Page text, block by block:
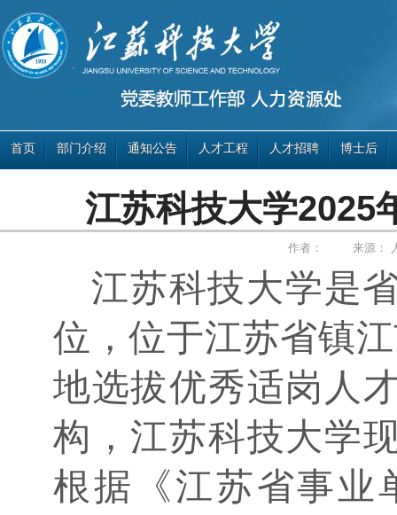
首页 部门介绍 通知公告 人才工程 人才招聘 博士后
江苏科技大学2025
作者： 来源：
江苏科技大学是
位，位于江苏省镇
地选拔优秀适岗人
构，江苏科技大学
根据《江苏省事业